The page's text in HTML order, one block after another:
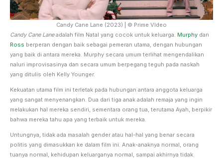
Candy Cane Lane (2023) | © Prime VIdeo
Candy Cane Laneadalah film Natal yang cocok untuk keluarga. Murphy dan
Ross berperan dengan baik sebagai pemeran utama, dengan hubungan
yang baik di antara mereka. Murphy secara umum terlihat mengendalikan
naluri improvisasinya dan secara umum berpegang teguh pada naskah
yang ditulis oleh Kelly Younger.
Kekuatan utama film ini terletak pada hubungan antara anggota keluarga
yang sangat menyenangkan. Dua dari tiga anak adalah remaja yang ingin
melakukan hal mereka sendiri, sementara orang tua, terutama Ayah, berpikir
bahwa mereka tahu apa yang terbaik untuk mereka.
Untungnya, tidak ada masalah gender atau hal-hal yang benar secara
politis yang dimasukkan ke dalam film ini. Anak-anaknya normal, orang
tuanya normal, kehidupan keluarganya normal, sampai akhirnya tidak.